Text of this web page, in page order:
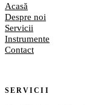
Acasă
Despre noi
Servicii
Instrumente
Contact
SERVICII